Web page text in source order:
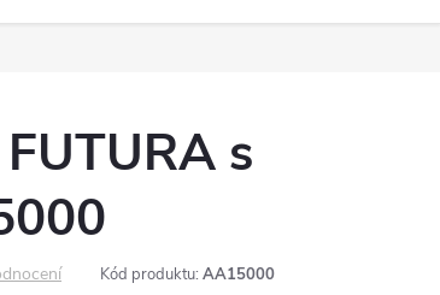
s
Kód produktu: AA15000